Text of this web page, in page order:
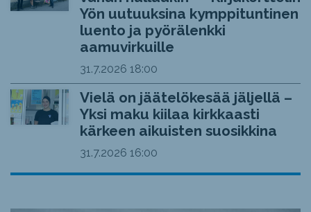
Yön uutuuksina kymppituntinen
luento ja pyörälenkki
aamuvirkuille
31.7.2026 18:00
Vielä on jäätelökesää jäljellä –
Yksi maku kiilaa kirkkaasti
kärkeen aikuisten suosikkina
31.7.2026 16:00